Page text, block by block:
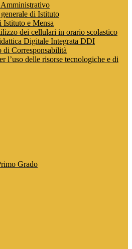
di Istituto
Istituto e Mensa
dei cellulari in orario scolastico
Digitale Integrata DDI
di Corresponsabilità
l’uso delle risorse tecnologiche e di
Grado